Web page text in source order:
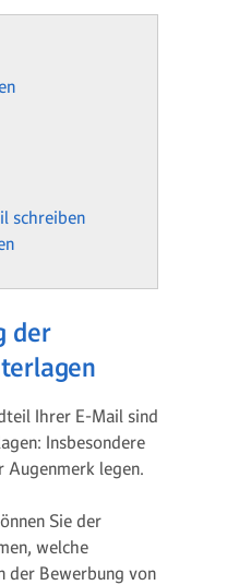
schreiben
der
Ihrer E-Mail sind
Insbesondere
Augenmerk legen.
Sie der
welche
der Bewerbung von